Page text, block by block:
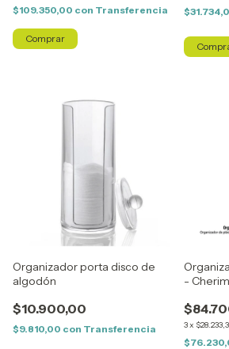
$109.350,00 con Transferencia
Organizador porta disco de
algodón
$10.900,00
$9.810,00 con Transferencia
-
3x